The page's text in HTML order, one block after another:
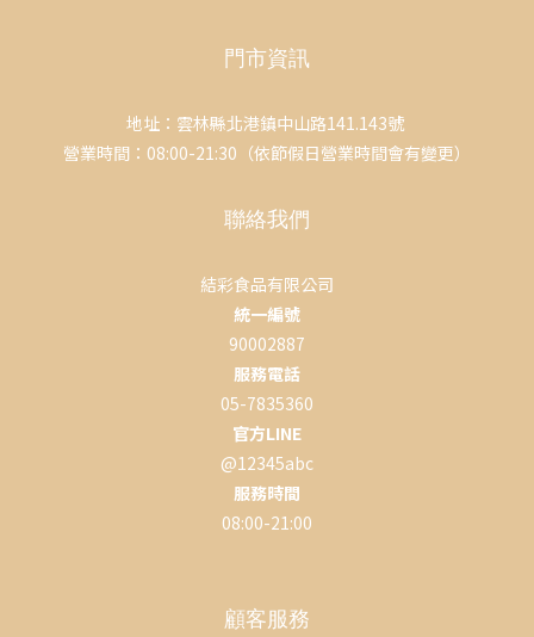
門市資訊
地址：雲林縣北港鎮中山路141.143號
營業時間：08:00-21:30（依節假日營業時間會有變更）
聯絡我們
結彩食品有限公司
統一編號
90002887
服務電話
05-7835360
官方LINE
@12345abc
服務時間
08:00-21:00
顧客服務